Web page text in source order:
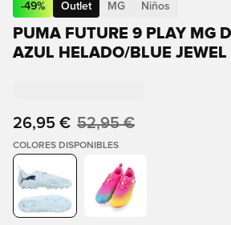
-49% Outlet MG Niños
PUMA FUTURE 9 PLAY MG
AZUL HELADO/BLUE JEWEL
26,95 € 52,95 €
COLORES DISPONIBLES